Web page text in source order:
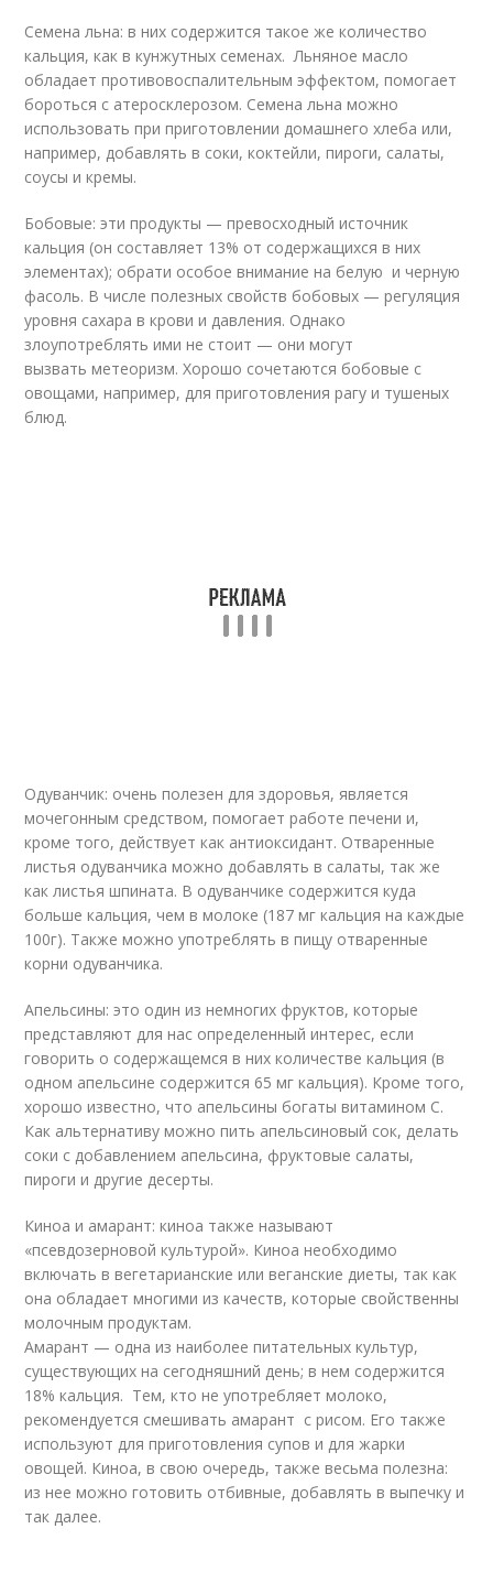
Cемена льна: в них содержится такое же количество
кальция, как в кунжутных семенах. Льняное масло
обладает противовоспалительным эффектом, помогает
бороться с атеросклерозом. Семена льна можно
использовать при приготовлении домашнего хлеба или,
например, добавлять в соки, коктейли, пироги, салаты,
соусы и кремы.
Бобовые: эти продукты — превосходный источник
кальция (он составляет 13% от содержащихся в них
элементах); обрати особое внимание на белую и черную
фасоль. В числе полезных свойств бобовых — регуляция
уровня сахара в крови и давления. Однако
злоупотреблять ими не стоит — они могут
вызвать метеоризм. Хорошо сочетаются бобовые с
овощами, например, для приготовления рагу и тушеных
блюд.
Одуванчик: очень полезен для здоровья, является
мочегонным средством, помогает работе печени и,
кроме того, действует как антиоксидант. Отваренные
листья одуванчика можно добавлять в салаты, так же
как листья шпината. В одуванчике содержится куда
больше кальция, чем в молоке (187 мг кальция на каждые
100г). Также можно употреблять в пищу отваренные
корни одуванчика.
Апельсины: это один из немногих фруктов, которые
представляют для нас определенный интерес, если
говорить о содержащемся в них количестве кальция (в
одном апельсине содержится 65 мг кальция). Кроме того,
хорошо известно, что апельсины богаты витамином С.
Как альтернативу можно пить апельсиновый сок, делать
соки с добавлением апельсина, фруктовые салаты,
пироги и другие десерты.
Киноа и амарант: киноа также называют
«псевдозерновой культурой». Киноа необходимо
включать в вегетарианские или веганские диеты, так как
она обладает многими из качеств, которые свойственны
молочным продуктам.
Амарант — одна из наиболее питательных культур,
существующих на сегодняшний день; в нем содержится
18% кальция. Тем, кто не употребляет молоко,
рекомендуется смешивать амарант с рисом. Его также
используют для приготовления супов и для жарки
овощей. Киноа, в свою очередь, также весьма полезна:
из нее можно готовить отбивные, добавлять в выпечку и
так далее.